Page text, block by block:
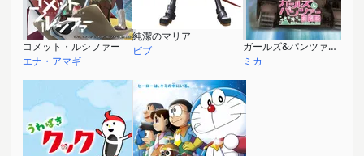
コメット・ルシファー
エナ・アマギ
純潔のマリア
ビブ
ガールズ&パンツァー 劇場版
ミカ